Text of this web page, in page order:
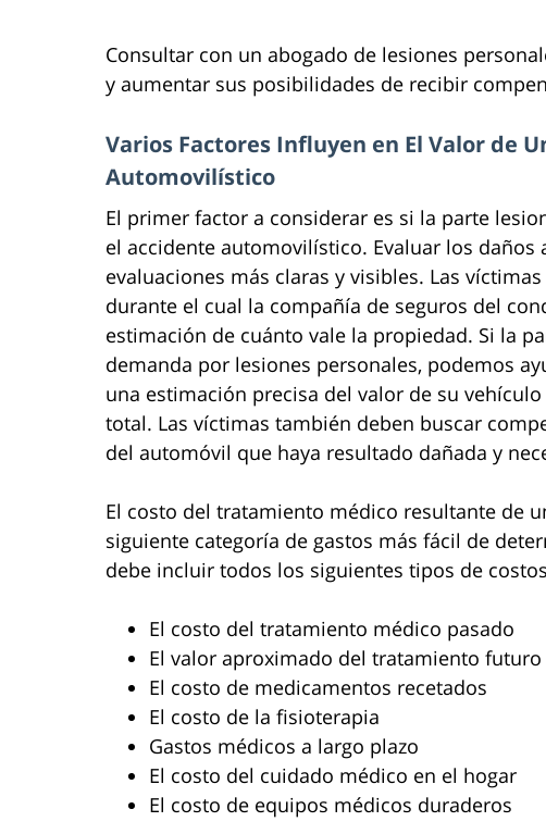
Consultar con un abogado de lesiones
y aumentar sus posibilidades de recibir
Varios Factores Influyen en El Valor de
Automovilístico
El primer factor a considerar es si la parte
el accidente automovilístico. Evaluar los daños
evaluaciones más claras y visibles. Las
durante el cual la compañía de seguros del
estimación de cuánto vale la propiedad. Si la
demanda por lesiones personales, podemos
una estimación precisa del valor de su
total. Las víctimas también deben buscar
del automóvil que haya resultado dañada y
El costo del tratamiento médico resultante de
siguiente categoría de gastos más fácil de
debe incluir todos los siguientes tipos de
El costo del tratamiento médico pasado
El valor aproximado del tratamiento futuro
El costo de medicamentos recetados
El costo de la fisioterapia
Gastos médicos a largo plazo
El costo del cuidado médico en el hogar
El costo de equipos médicos duraderos